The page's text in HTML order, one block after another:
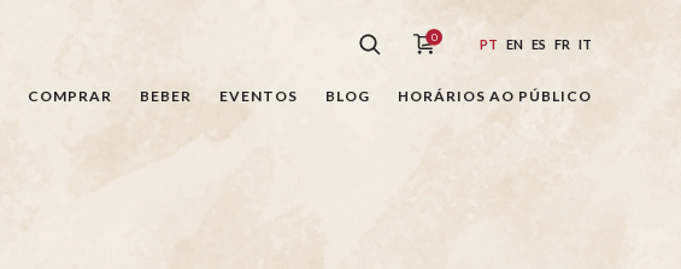
0 PT EN ES FR IT
COMPRAR BEBER EVENTOS BLOG HORÁRIOS AO PÚBLICO